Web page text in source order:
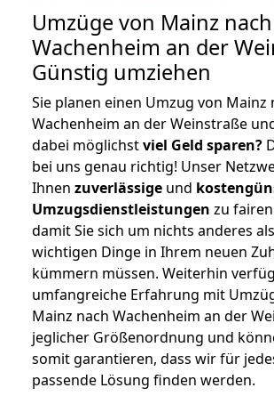
Umzüge von Mainz nach
Wachenheim an der
Günstig umziehen
Sie planen einen Umzug von Mainz
Wachenheim an der Weinstraße
dabei möglichstviel Geld sparen?
bei uns genau richtig! Unser
Ihnen zuverlässige und
Umzugsdienstleistungen zu
damit Sie sich um nichts anderes
wichtigen Dinge in Ihrem neuen
kümmern müssen. Weiterhin
umfangreiche Erfahrung mit
Mainz nach Wachenheim an der
jeglicher Größenordnung und
somit garantieren, dass wir für
passende Lösung finden werden.